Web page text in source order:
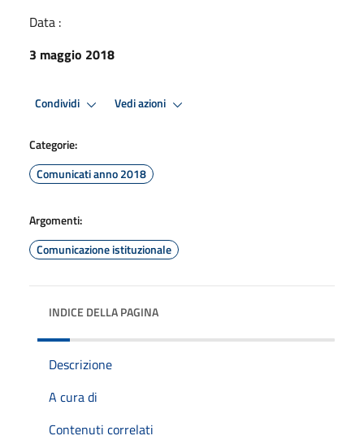
Data :
3 maggio 2018
Condividi Vedi azioni
Categorie:
Comunicati anno 2018
Argomenti:
Comunicazione istituzionale
INDICE DELLA PAGINA
Descrizione
A cura di
Contenuti correlati